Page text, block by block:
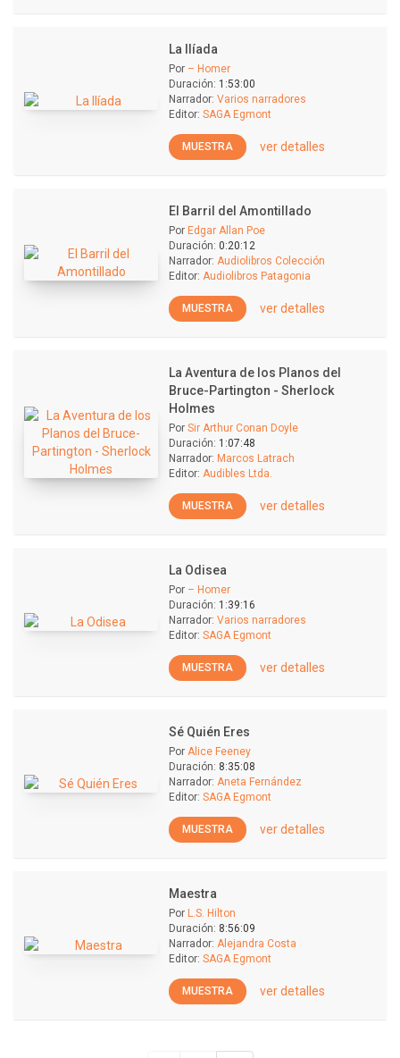
La Ilíada
Por – Homer
Duración: 1:53:00
Narrador: Varios narradores
Editor: SAGA Egmont
MUESTRA ver detalles
El Barril del Amontillado
Por Edgar Allan Poe
Duración: 0:20:12
Narrador: Audiolibros Colección
Editor: Audiolibros Patagonia
MUESTRA ver detalles
La Aventura de los Planos del
Bruce-Partington - Sherlock
Holmes
Por Sir Arthur Conan Doyle
Duración: 1:07:48
Narrador: Marcos Latrach
Editor: Audibles Ltda.
MUESTRA ver detalles
La Odisea
Por – Homer
Duración: 1:39:16
Narrador: Varios narradores
Editor: SAGA Egmont
MUESTRA ver detalles
Sé Quién Eres
Por Alice Feeney
Duración: 8:35:08
Narrador: Aneta Fernández
Editor: SAGA Egmont
MUESTRA ver detalles
Maestra
Por L.S. Hilton
Duración: 8:56:09
Narrador: Alejandra Costa
Editor: SAGA Egmont
MUESTRA ver detalles